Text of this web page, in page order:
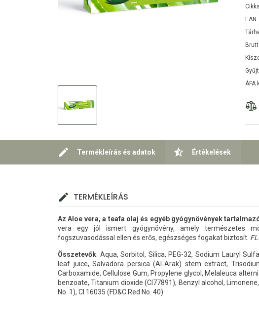
EAN:
ÁFA
Termékleírás és adatok Értékelések
TERMÉKLEÍRÁS
Az Aloe vera, a teafa olaj és egyéb gyógynövények
vera egy jól ismert gyógynövény, amely természetes
fogszuvasodással ellen és erős, egészséges fogakat biztosít.
Összetevők: Aqua, Sorbitol, Silica, PEG-32, Sodium Lauryl
leaf juice, Salvadora persica (Al-Arak) stem extract,
Carboxamide, Cellulose Gum, Propylene glycol, Melaleuca
benzoate, Titanium dioxide (CI77891), Benzyl alcohol,
No. 1), CI 16035 (FD&C Red No. 40)